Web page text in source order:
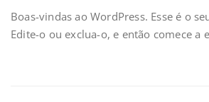
Boas-vindas ao WordPress. Esse é o
Edite-o ou exclua-o, e então comece a